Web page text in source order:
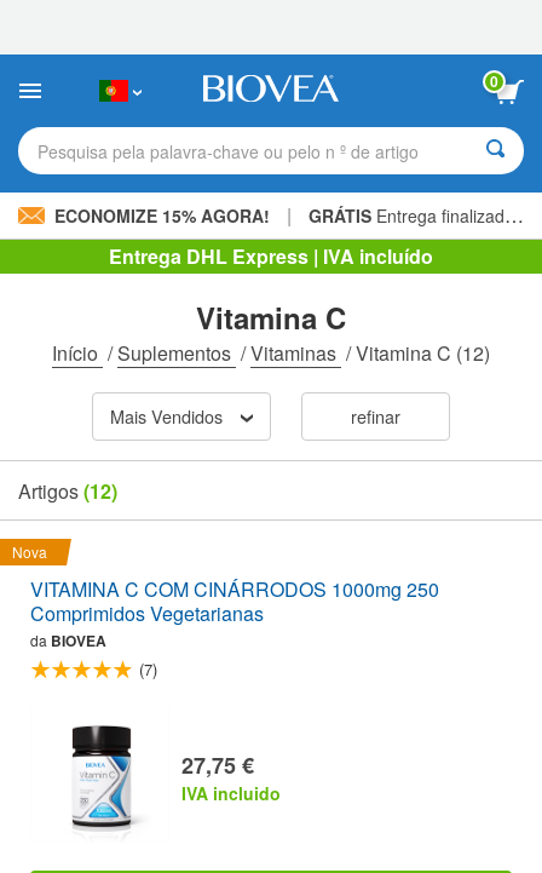
site
um
de
acessibilidade.
0
Pesquisa pela palavra-chave ou pelo n º de artigo
ECONOMIZE 15% AGORA! | GRÁTIS Entrega finalizada 60,00 € »
Entrega DHL Express | IVA incluído
Vitamina C
Início /Suplementos /Vitaminas /Vitamina C (12)
Mais Vendidos refinar
Artigos(12)
Nova
VITAMINA C COM CINÁRRODOS 1000mg 250
Comprimidos Vegetarianas
da BIOVEA
(7)
27,75 €
IVA incluido